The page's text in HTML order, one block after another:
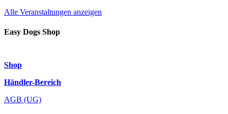
Alle Veranstaltungen anzeigen
Easy Dogs Shop
Shop
Händler-Bereich
AGB (UG)